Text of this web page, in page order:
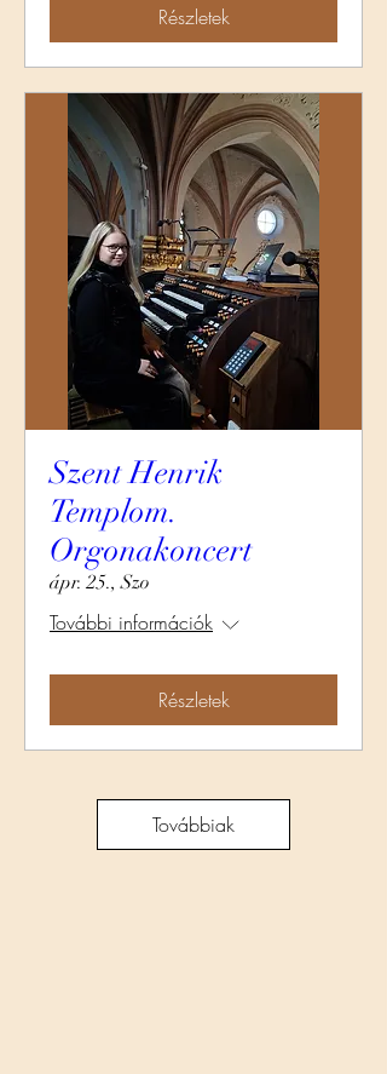
Részletek
Szent Henrik
Templom.
Orgonakoncert
ápr. 25., Szo
További információk
Részletek
Továbbiak